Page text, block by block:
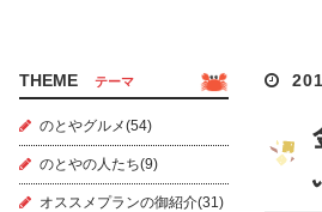
THEME テーマ
のとやグルメ(54)
のとやの人たち(9)
オススメプランの御紹介(31)